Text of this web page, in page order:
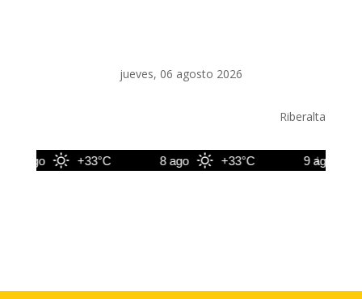
jueves, 06 agosto 2026
Riberalta
+33°C 8 ago +33°C 9 ago